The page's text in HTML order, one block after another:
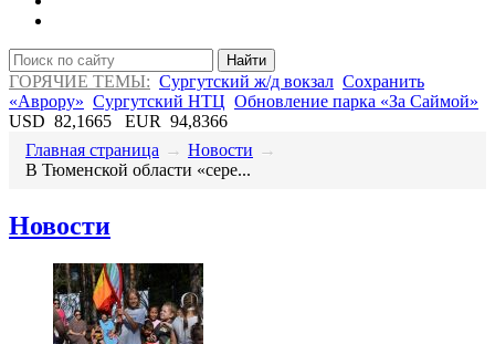
Найти
ГОРЯЧИЕ ТЕМЫ: Сургутский ж/д вокзал Сохранить
«Аврору» Сургутский НТЦ Обновление парка «За Саймой»
USD 82,1665 EUR 94,8366
Главная страница → Новости →
​В Тюменской области «сере...
Новости